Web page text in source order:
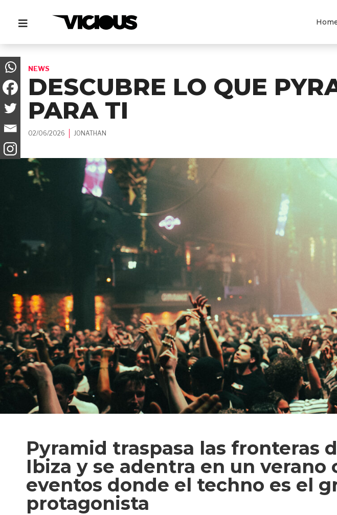
NEWS
DESCUBRE LO QUE
PARA TI
02/06/2026 JONATHAN
Pyramid traspasa las fronteras
Ibiza y se adentra en un verano
eventos donde el techno es el
protagonista